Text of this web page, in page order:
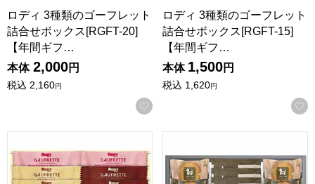
ロディ 3種類のゴーフレット
詰合せボックス[RGFT-20]
【年間ギフ…
本体 2,000円
税込 2,160円
お気に入りに登録する
ロディ 3種類のゴーフレット
詰合せボックス[RGFT-15]
【年間ギフ…
本体 1,500円
税込 1,620円